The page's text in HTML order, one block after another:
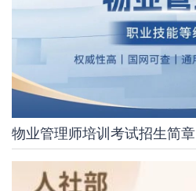
物业管理师培训考试招生简章